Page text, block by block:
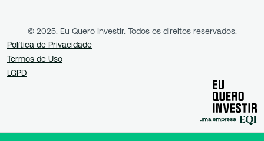
© 2025. Eu Quero Investir. Todos os direitos reservados.
Política de Privacidade
Termos de Uso
LGPD